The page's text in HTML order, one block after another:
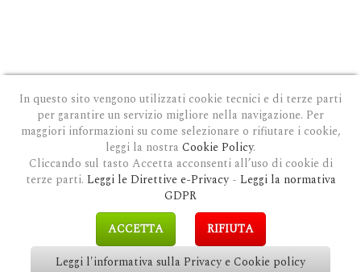
PRIVACY E COOKIE POLICY | COOKIE POLICY|CONDIZIONI GENERALI D'USO|GDPR
| GDPR RICHIESTA CANCELLAZIONE
COPYRIGHT © 2018 CLAUDIOSGARBI.COM - TUTTI I DIRITTI RISERVATI.
SITE BYGUALDI PROMOTION&LP-STUDIO
In questo sito vengono utilizzati cookie tecnici e di terze parti
per garantire un servizio migliore nella navigazione. Per
maggiori informazioni su come selezionare o rifiutare i cookie,
leggi la nostra Cookie Policy.
Cliccando sul tasto Accetta acconsenti all’uso di cookie di
terze parti. Leggi le Direttive e-Privacy- Leggi la normativa
GDPR
ACCETTA
RIFIUTA
Leggi l'informativa sulla Privacy e Cookie policy